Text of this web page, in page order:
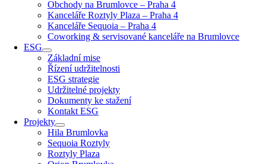
Obchody na Brumlovce – Praha 4
Kanceláře Roztyly Plaza – Praha 4
Kanceláře Sequoia – Praha 4
Coworking & servisované kanceláře na Brumlovce
ESG
Základní mise
Řízení udržitelnosti
ESG strategie
Udržitelné projekty
Dokumenty ke stažení
Kontakt ESG
Projekty
Hila Brumlovka
Sequoia Roztyly
Roztyly Plaza